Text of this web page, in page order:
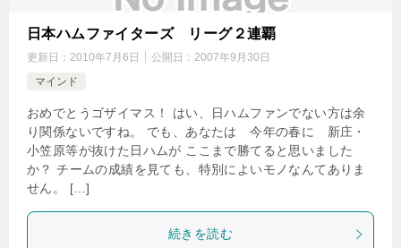
日本ハムファイターズ リーグ２連覇
更新日： 2010年7月6日 公開日： 2007年9月30日
マインド
おめでとうゴザイマス！ はい、日ハムファンでない方は余
り関係ないですね。 でも、あなたは 今年の春に 新庄・
小笠原等が抜けた日ハムが ここまで勝てると思いました
か？ チームの成績を見ても、特別によいモノなんてありま
せん。 […]
続きを読む